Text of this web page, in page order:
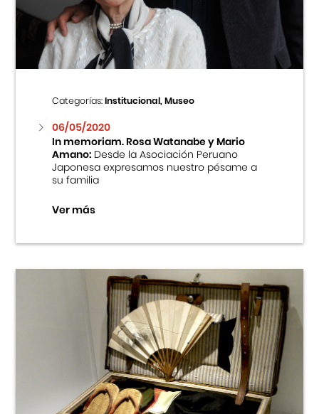
Centro Cultural Peruano Japonés
Cursos
Museo de la Inmigración Japonesa
Fondo Editorial
Teatro Peruano Japonés
Categorías:Institucional, Museo
06/05/2020
In memoriam. Rosa Watanabe y Mario
Amano:Desde la Asociación Peruano
Japonesa expresamos nuestro pésame a
su familia
Ver más